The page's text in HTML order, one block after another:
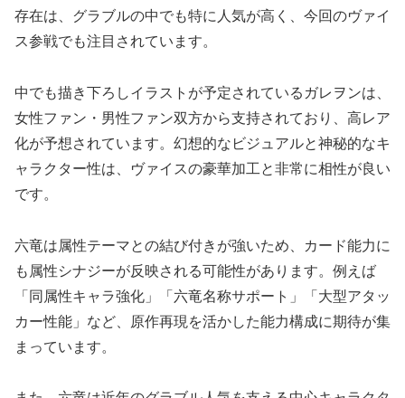
存在は、グラブルの中でも特に人気が高く、今回のヴァイ
ス参戦でも注目されています。
中でも描き下ろしイラストが予定されているガレヲンは、
女性ファン・男性ファン双方から支持されており、高レア
化が予想されています。幻想的なビジュアルと神秘的なキ
ャラクター性は、ヴァイスの豪華加工と非常に相性が良い
です。
六竜は属性テーマとの結び付きが強いため、カード能力に
も属性シナジーが反映される可能性があります。例えば
「同属性キャラ強化」「六竜名称サポート」「大型アタッ
カー性能」など、原作再現を活かした能力構成に期待が集
まっています。